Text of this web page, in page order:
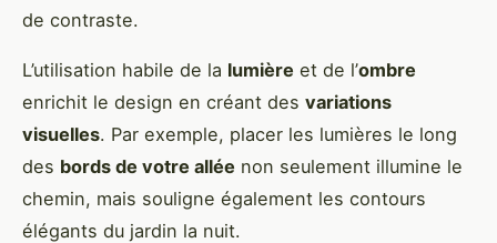
de contraste.
L’utilisation habile de la lumière et de l’ombre
enrichit le design en créant des variations
visuelles. Par exemple, placer les lumières le long
des bords de votre allée non seulement illumine le
chemin, mais souligne également les contours
élégants du jardin la nuit.